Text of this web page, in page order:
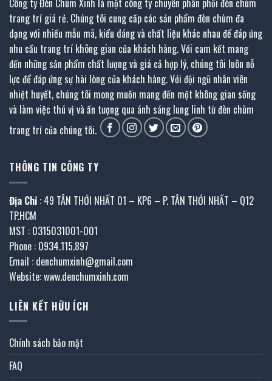
Công ty Đèn Chùm Xinh là một công ty chuyên phân phối đèn chùm
trang trí giá rẻ. Chúng tôi cung cấp các sản phẩm đèn chùm đa
dạng với nhiều mẫu mã, kiểu dáng và chất liệu khác nhau để đáp ứng
nhu cầu trang trí không gian của khách hàng. Với cam kết mang
đến những sản phẩm chất lượng và giá cả hợp lý, chúng tôi luôn nỗ
lực để đáp ứng sự hài lòng của khách hàng. Với đội ngũ nhân viên
nhiệt huyết, chúng tôi mong muốn mang đến một không gian sống
và làm việc thú vị và ấn tượng qua ánh sáng lung linh từ đèn chùm
trang trí của chúng tôi.
THÔNG TIN CÔNG TY
Địa Chỉ : 49 TÂN THỚI NHẤT 01 – KP6 – P. TÂN THỚI NHẤT – Q12
TP.HCM
MST : 0315031001-001
Phone : 0934.115.897
Email : denchumxinh@gmail.com
Website: www.denchumxinh.com
LIÊN KẾT HỮU ÍCH
Chính sách bảo mật
FAQ